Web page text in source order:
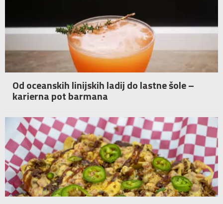
Od oceanskih linijskih ladij do lastne šole –
karierna pot barmana